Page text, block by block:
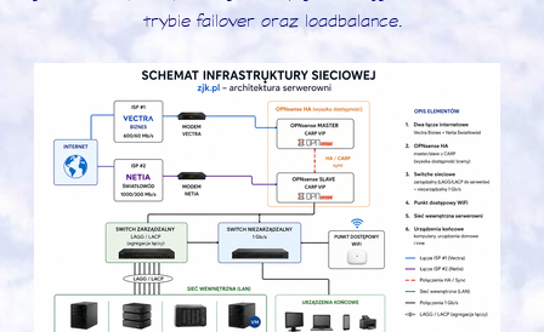
trybie failover oraz loadbalance.